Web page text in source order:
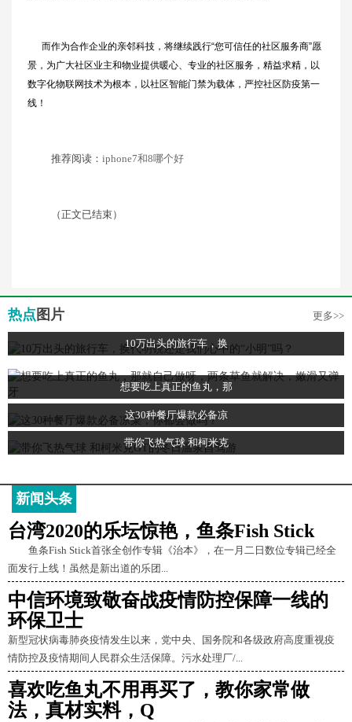
而作为合作企业的亲邻科技，将继续践行“您可信任的社区服务商”愿
景，为广大社区业主和物业提供暖心、专业的社区服务，精益求精，以
数字化物联网技术为根本，以社区智能门禁为载体，严控社区防疫第一
线！
推荐阅读： iphone7和8哪个好
（正文已结束）
热点 图片 更多>>
10万出头的旅行车，换
想要吃上真正的鱼丸，那
这30种餐厅爆款必备凉
带你飞热气球 和柯米克
新闻头条
台湾2020的乐坛惊艳，鱼条Fish Stick
鱼条Fish Stick首张全创作专辑《治本》，在一月二日数位专辑已经全
面发行上线！虽然是新出道的乐团...
中信环境致敬奋战疫情防控保障一线的
环保卫士
新型冠状病毒肺炎疫情发生以来，党中央、国务院和各级政府高度重视疫
情防控及疫情期间人民群众生活保障。污水处理厂/...
喜欢吃鱼丸不用再买了，教你家常做
法，真材实料，Q